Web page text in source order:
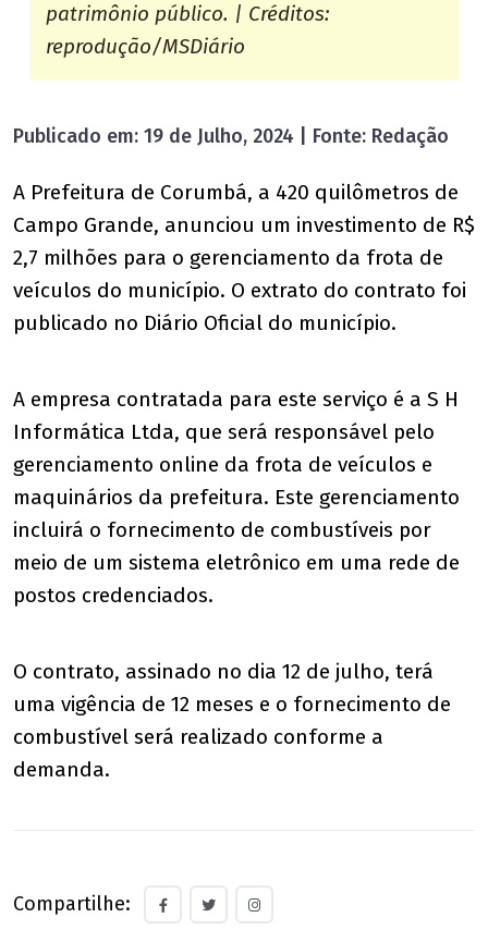
patrimônio público. | Créditos:
reprodução/MSDiário
Publicado em: 19 de Julho, 2024 | Fonte: Redação
A Prefeitura de Corumbá, a 420 quilômetros de
Campo Grande, anunciou um investimento de R$
2,7 milhões para o gerenciamento da frota de
veículos do município. O extrato do contrato foi
publicado no Diário Oficial do município.
A empresa contratada para este serviço é a S H
Informática Ltda, que será responsável pelo
gerenciamento online da frota de veículos e
maquinários da prefeitura. Este gerenciamento
incluirá o fornecimento de combustíveis por
meio de um sistema eletrônico em uma rede de
postos credenciados.
O contrato, assinado no dia 12 de julho, terá
uma vigência de 12 meses e o fornecimento de
combustível será realizado conforme a
demanda.
Compartilhe: